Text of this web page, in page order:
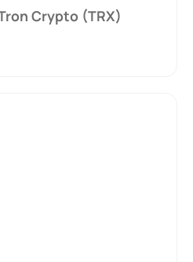
Crypto (TRX)